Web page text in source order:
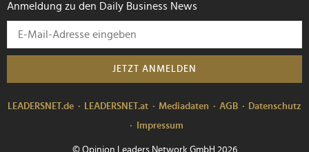
Anmeldung zu den Daily Business News
JETZT ANMELDEN
LEADERSNET.de LEADERSNET.at Mediadaten AGB
Datenschutz
Impressum